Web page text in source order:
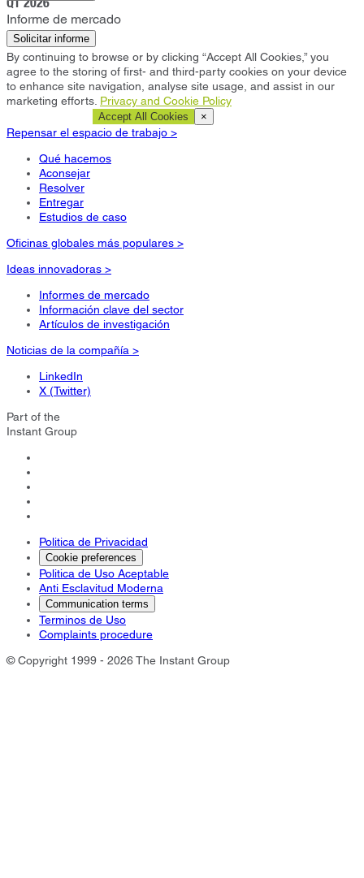
Q1 2026
Informe de mercado
Solicitar informe
By continuing to browse or by clicking “Accept All Cookies,” you
agree to the storing of first- and third-party cookies on your device
to enhance site navigation, analyse site usage, and assist in our
marketing efforts. Privacy and Cookie Policy
Accept All Cookies ×
Repensar el espacio de trabajo >
Qué hacemos
Aconsejar
Resolver
Entregar
Estudios de caso
Oficinas globales más populares >
Ideas innovadoras >
Informes de mercado
Información clave del sector
Artículos de investigación
Noticias de la compañía >
LinkedIn
X (Twitter)
Part of the
Instant Group
Politica de Privacidad
Cookie preferences
Politica de Uso Aceptable
Anti Esclavitud Moderna
Communication terms
Terminos de Uso
Complaints procedure
© Copyright 1999 - 2026 The Instant Group